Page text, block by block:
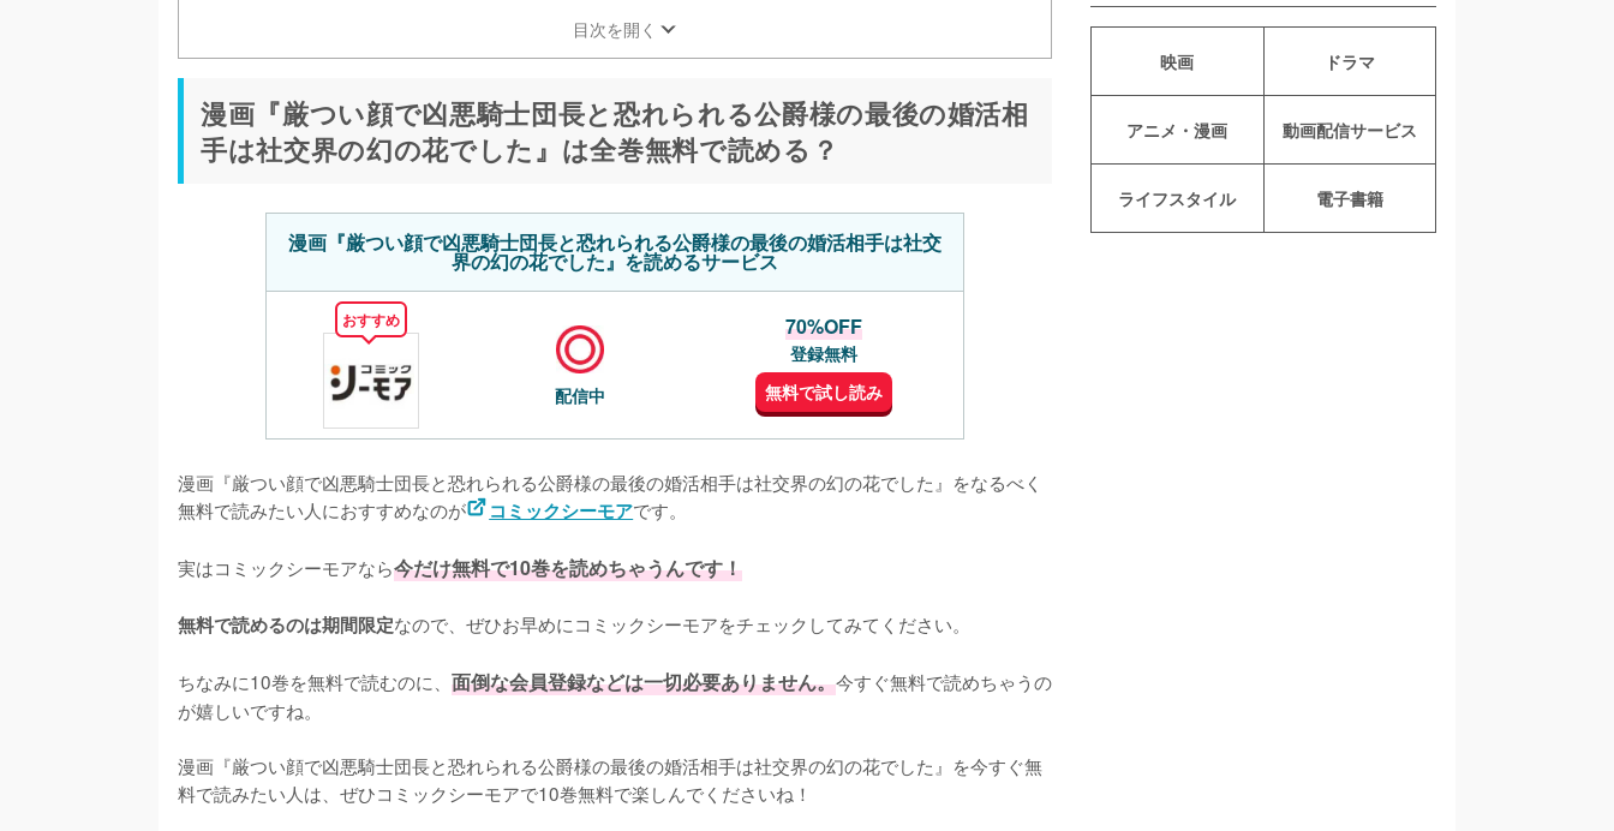
目次を開く
漫画『厳つい顔で凶悪騎士団長と恐れられる公爵様の最後の婚活相
手は社交界の幻の花でした』は全巻無料で読める？
漫画『厳つい顔で凶悪騎士団長と恐れられる公爵様の最後の婚活相手は社交
界の幻の花でした』を読めるサービス
おすすめ
配信中
70%OFF
登録無料
無料で試し読み
漫画『厳つい顔で凶悪騎士団長と恐れられる公爵様の最後の婚活相手は社交界の幻の花でした』をなるべく
無料で読みたい人におすすめなのが
コミックシーモアです。
実はコミックシーモアなら今だけ無料で10巻を読めちゃうんです！
無料で読めるのは期間限定なので、ぜひお早めにコミックシーモアをチェックしてみてください。
ちなみに10巻を無料で読むのに、 面倒な会員登録などは一切必要ありません。今すぐ無料で読めちゃうの
が嬉しいですね。
漫画『厳つい顔で凶悪騎士団長と恐れられる公爵様の最後の婚活相手は社交界の幻の花でした』を今すぐ無
料で読みたい人は、ぜひコミックシーモアで10巻無料で楽しんでくださいね！
映画 ドラマ
アニメ・漫画 動画配信サービス
ライフスタイル 電子書籍